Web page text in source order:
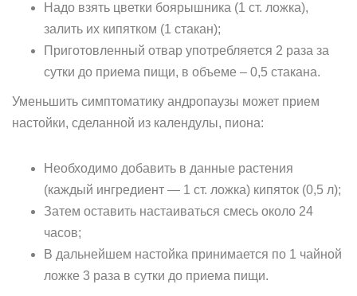
Надо взять цветки боярышника (1 ст. ложка),
залить их кипятком (1 стакан);
Приготовленный отвар употребляется 2 раза за
сутки до приема пищи, в объеме – 0,5 стакана.
Уменьшить симптоматику андропаузы может прием
настойки, сделанной из календулы, пиона:
Необходимо добавить в данные растения
(каждый ингредиент — 1 ст. ложка) кипяток (0,5 л);
Затем оставить настаиваться смесь около 24
часов;
В дальнейшем настойка принимается по 1 чайной
ложке 3 раза в сутки до приема пищи.